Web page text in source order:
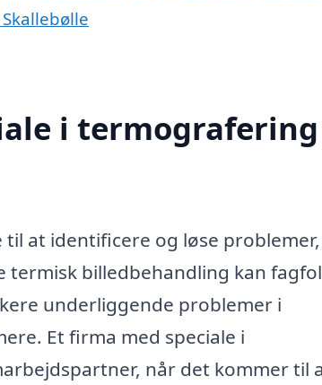
i
at identificere og løse
termisk billedbehandling kan
underliggende problemer i
Et firma med speciale i
når det kommer til